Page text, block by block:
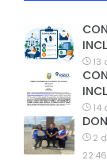
13
14
2
22:46